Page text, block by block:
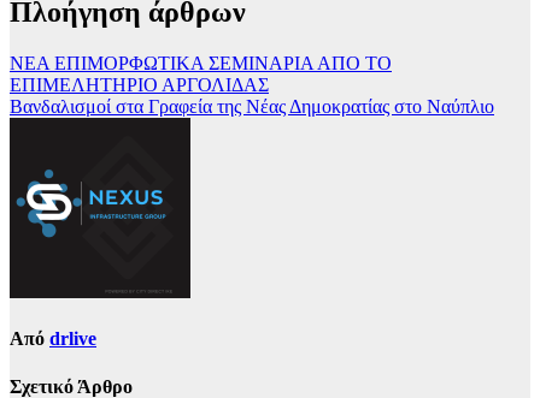
Πλοήγηση άρθρων
ΝΕΑ ΕΠΙΜΟΡΦΩΤΙΚΑ ΣΕΜΙΝΑΡΙΑ ΑΠΟ ΤΟ
ΕΠΙΜΕΛΗΤΗΡΙΟ ΑΡΓΟΛΙΔΑΣ
Βανδαλισμοί στα Γραφεία της Νέας Δημοκρατίας στο Ναύπλιο
Από drlive
Σχετικό Άρθρο